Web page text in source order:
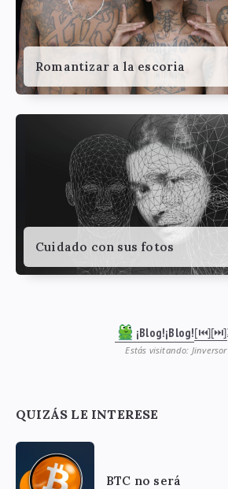
Romantizar a la escoria
Cuidado con sus fotos
¡Blog!¡Blog![⏮︎][⏭︎]
Estás visitando: Jinversor
QUIZÁS LE INTERESE
BTC no será